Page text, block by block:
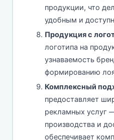
продукции, что
удобным и
Продукция с
логотипа на
узнаваемость
формированию
Комплексный
предоставляет
рекламных услуг
производства и
обеспечивает